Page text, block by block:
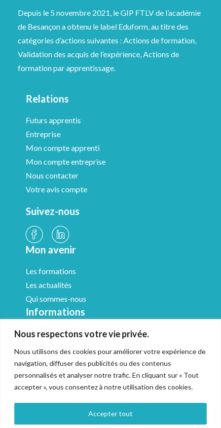
Nous respectons votre vie privée.
Nous utilisons des cookies pour améliorer votre expérience de
navigation, diffuser des publicités ou des contenus
personnalisés et analyser notre trafic. En cliquant sur « Tout
accepter », vous consentez à notre utilisation des cookies.
Accepter tout
Depuis le 5 novembre 2021, le GIP FTLV de l’académie
de Besançon a obtenu le label Eduform, au titre des
catégories d’actions suivantes : Actions de formation,
Validation des acquis de l’expérience, Actions de
formation par apprentissage.
Relations
Futurs apprentis
Entreprise
Mon compte apprenti
Mon compte entreprise
Nous contacter
Votre avis compte
Suivez-nous
Mon avenir
Les formations
Les actualités
Qui sommes-nous
Informations
Médiathèque
Mentions légales
CGV & Médiation
Politique de confidentialité
Accessibilité
Gestion des cookies